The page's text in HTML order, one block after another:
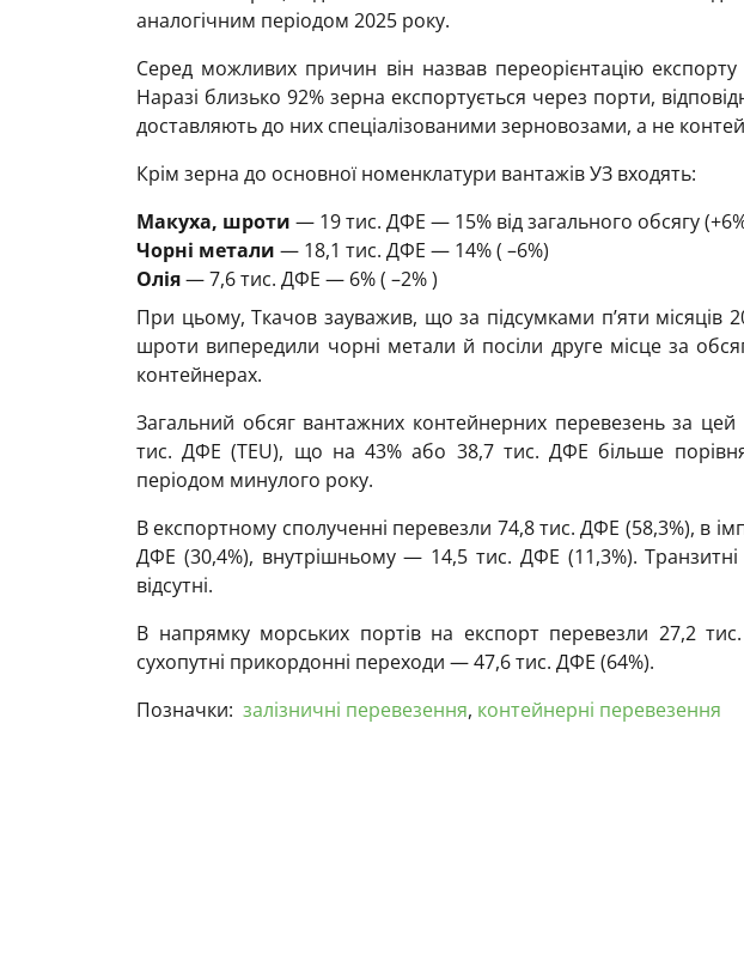
аналогічним періодом 2025 року.
Серед можливих причин він назвав переорієнтацію
Наразі близько 92% зерна експортується через порти,
доставляють до них спеціалізованими зерновозами, а не
Крім зерна до основної номенклатури вантажів УЗ входять:
Макуха, шроти — 19 тис. ДФЕ — 15% від загального обсягу
Чорні метали — 18,1 тис. ДФЕ — 14% ( –6%)
Олія— 7,6 тис. ДФЕ — 6% ( –2% )
При цьому, Ткачов зауважив, що за підсумками п’яти місяців
шроти випередили чорні метали й посіли друге місце за
контейнерах.
Загальний обсяг вантажних контейнерних перевезень за цей
тис. ДФЕ (TEU), що на 43% або 38,7 тис. ДФЕ більше
періодом минулого року.
В експортному сполученні перевезли 74,8 тис. ДФЕ (58,3%), в
ДФЕ (30,4%), внутрішньому — 14,5 тис. ДФЕ (11,3%).
відсутні.
В напрямку морських портів на експорт перевезли 27,2
сухопутні прикордонні переходи — 47,6 тис. ДФЕ (64%).
Позначки: залізничні перевезення, контейнерні перевезення